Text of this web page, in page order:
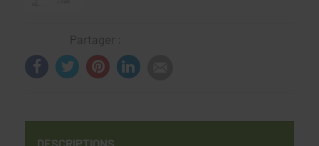
Partager :
DESCRIPTIONS